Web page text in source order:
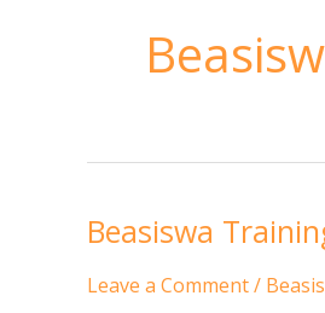
Beasiswa
Leave a Comment/
Beasiswa
Guru